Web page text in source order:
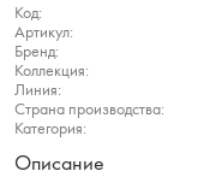
Код:
Артикул:
Бренд:
Коллекция:
Линия:
Страна производства:
Категория:
Описание